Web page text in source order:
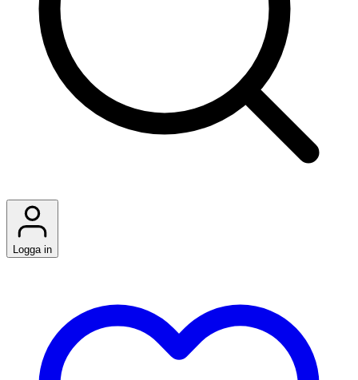
Logga in